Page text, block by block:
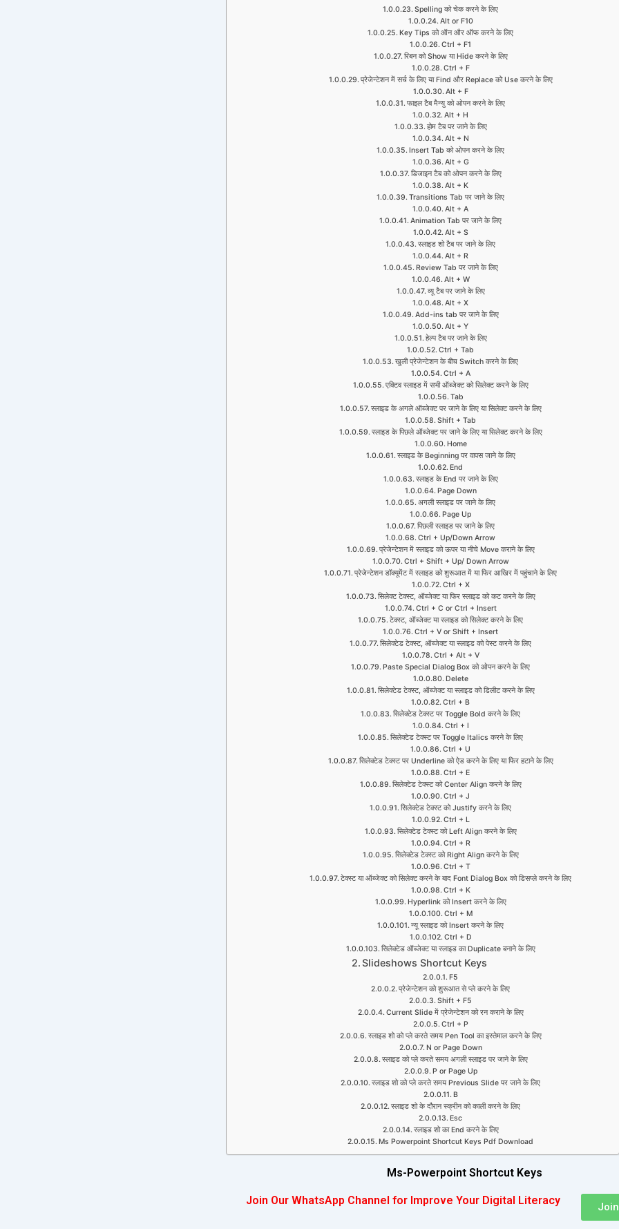
Spelling को चेक करने के लिए
Alt or F10
Key Tips को ऑन और ऑफ करने के लिए
Ctrl + F1
रिबन को Show या Hide करने के लिए
Ctrl + F
प्रेजेन्टेशन में सर्च के लिए या Find और Replace को Use करने के लिए
Alt + F
फाइल टैब मैन्यु को ओपन करने के लिए
Alt + H
होम टैब पर जाने के लिए
Alt + N
Insert Tab को ओपन करने के लिए
Alt + G
डिजाइन टैब को ओपन करने के लिए
Alt + K
Transitions Tab पर जाने के लिए
Alt + A
Animation Tab पर जाने के लिए
Alt + S
स्लाइड शो टैब पर जाने के लिए
Alt + R
Review Tab पर जाने के लिए
Alt + W
व्यू टैब पर जाने के लिए
Alt + X
Add-ins tab पर जाने के लिए
Alt + Y
हेल्प टैब पर जाने के लिए
Ctrl + Tab
खुली प्रेजेन्टेशन के बीच Switch करने के लिए
Ctrl + A
एक्टिव स्लाइड में सभी ऑब्जेक्ट को सिलेक्ट करने के लिए
Tab
स्लाइड के अगले ऑब्जेक्ट पर जाने के लिए या सिलेक्ट करने के लिए
Shift + Tab
स्लाइड के पिछले ऑब्जेक्ट पर जाने के लिए या सिलेक्ट करने के लिए
Home
स्लाइड के Beginning पर वापस जाने के लिए
End
स्लाइड के End पर जाने के लिए
Page Down
अगली स्लाइड पर जाने के लिए
Page Up
पिछली स्लाइड पर जाने के लिए
Ctrl + Up/Down Arrow
प्रेजेन्टेशन में स्लाइड को ऊपर या नीचे Move कराने के लिए
Ctrl + Shift + Up/ Down Arrow
प्रेजेन्टेशन डॉक्यूमेंट में स्लाइड को शुरूआत में या फिर आखिर में पहुंचाने के लिए
Ctrl + X
सिलेक्ट टेक्स्ट, ऑब्जेक्ट या फिर स्लाइड को कट करने के लिए
Ctrl + C or Ctrl + Insert
टेक्स्ट, ऑब्जेक्ट या स्लाइड को सिलेक्ट करने के लिए
Ctrl + V or Shift + Insert
सिलेक्टेड टेक्स्ट, ऑब्जेक्ट या स्लाइड को पेस्ट करने के लिए
Ctrl + Alt + V
Paste Special Dialog Box को ओपन करने के लिए
Delete
सिलेक्टेड टेक्स्ट, ऑब्जेक्ट या स्लाइड को डिलीट करने के लिए
Ctrl + B
सिलेक्टेड टेक्स्ट पर Toggle Bold करने के लिए
Ctrl + I
सिलेक्टेड टेक्स्ट पर Toggle Italics करने के लिए
Ctrl + U
सिलेक्टेड टेक्स्ट पर Underline को ऐड करने के लिए या फिर हटाने के लिए
Ctrl + E
सिलेक्टेड टेक्स्ट को Center Align करने के लिए
Ctrl + J
सिलेक्टेड टेक्स्ट को Justify करने के लिए
Ctrl + L
सिलेक्टेड टेक्स्ट को Left Align करने के लिए
Ctrl + R
सिलेक्टेड टेक्स्ट को Right Align करने के लिए
Ctrl + T
टेक्स्ट या ऑब्जेक्ट को सिलेक्ट करने के बाद Font Dialog Box को डिसप्ले करने के लिए
Ctrl + K
Hyperlink को Insert करने के लिए
Ctrl + M
न्यू स्लाइड को Insert करने के लिए
Ctrl + D
सिलेक्टेड ऑब्जेक्ट या स्लाइड का Duplicate बनाने के लिए
Slideshows Shortcut Keys
F5
प्रेजेन्टेशन को शुरूआत से प्ले करने के लिए
Shift + F5
Current Slide में प्रेजेन्टेशन को रन कराने के लिए
Ctrl + P
स्लाइड शो को प्ले करते समय Pen Tool का इस्तेमाल करने के लिए
N or Page Down
स्लाइड को प्ले करते समय अगली स्लाइड पर जाने के लिए
P or Page Up
स्लाइड शो को प्ले करते समय Previous Slide पर जाने के लिए
B
स्लाइड शो के दौरान स्क्रीन को काली करने के लिए
Esc
स्लाइड शो का End करने के लिए
Ms Powerpoint Shortcut Keys Pdf Download
Ms-Powerpoint Shortcut Keys
Join Our WhatsApp Channel for Improve Your Digital Literacy